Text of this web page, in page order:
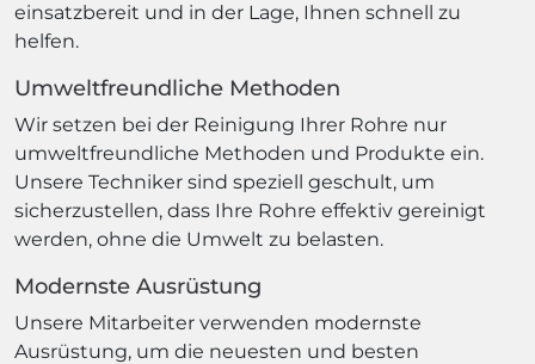
einsatzbereit und in der Lage, Ihnen schnell zu
helfen.
Umweltfreundliche Methoden
Wir setzen bei der Reinigung Ihrer Rohre nur
umweltfreundliche Methoden und Produkte ein.
Unsere Techniker sind speziell geschult, um
sicherzustellen, dass Ihre Rohre effektiv gereinigt
werden, ohne die Umwelt zu belasten.
Modernste Ausrüstung
Unsere Mitarbeiter verwenden modernste
Ausrüstung, um die neuesten und besten